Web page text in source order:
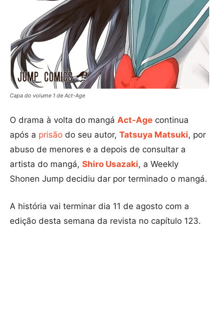
Capa do volume 1 de Act-Age
O drama à volta do mangá Act-Age continua
após a prisão do seu autor, Tatsuya Matsuki, por
abuso de menores e a depois de consultar a
artista do mangá, Shiro Usazaki, a Weekly
Shonen Jump decidiu dar por terminado o mangá.
A história vai terminar dia 11 de agosto com a
edição desta semana da revista no capítulo 123.